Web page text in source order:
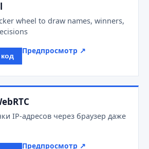
wheel to draw names, winners,
Предпросмотр ↗
IP-адресов через браузер даже
Предпросмотр ↗